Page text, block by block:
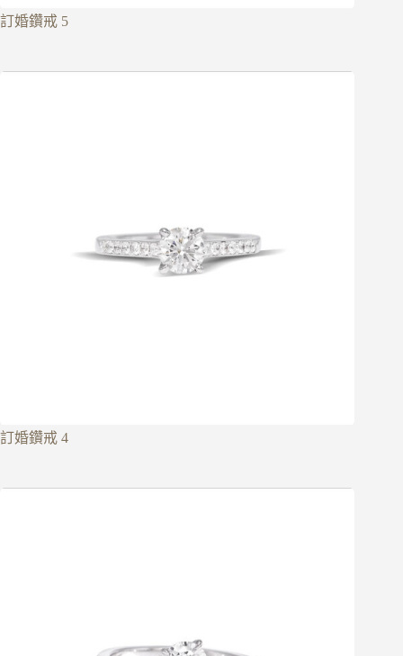
訂婚鑽戒 5
訂婚鑽戒 4